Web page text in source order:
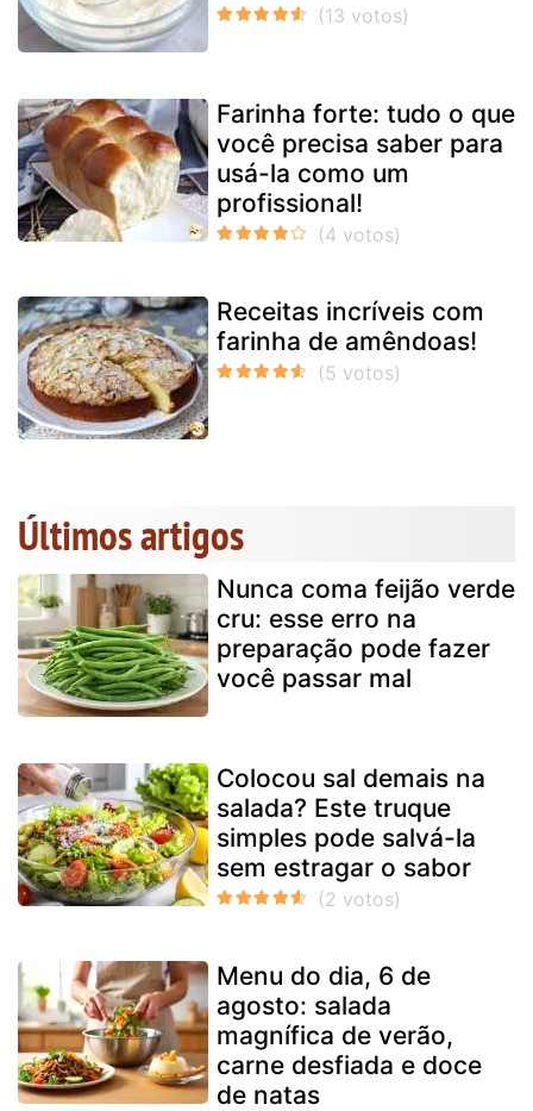
Farinha forte: tudo o que
você precisa saber para
usá-la como um
profissional!
Receitas incríveis com
farinha de amêndoas!
Últimos artigos
Nunca coma feijão verde
cru: esse erro na
preparação pode fazer
você passar mal
Colocou sal demais na
salada? Este truque
simples pode salvá-la
sem estragar o sabor
Menu do dia, 6 de
agosto: salada
magnífica de verão,
carne desfiada e doce
de natas